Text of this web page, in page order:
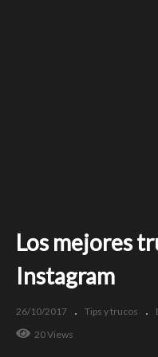
Los mejores
Instagram
26/10/2017 Tips y trucos
20 Views